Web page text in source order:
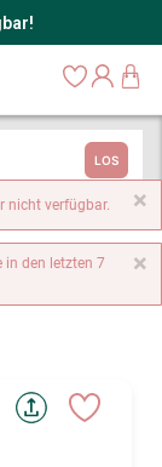
LOS
×
nicht verfügbar.
×
in den letzten 7